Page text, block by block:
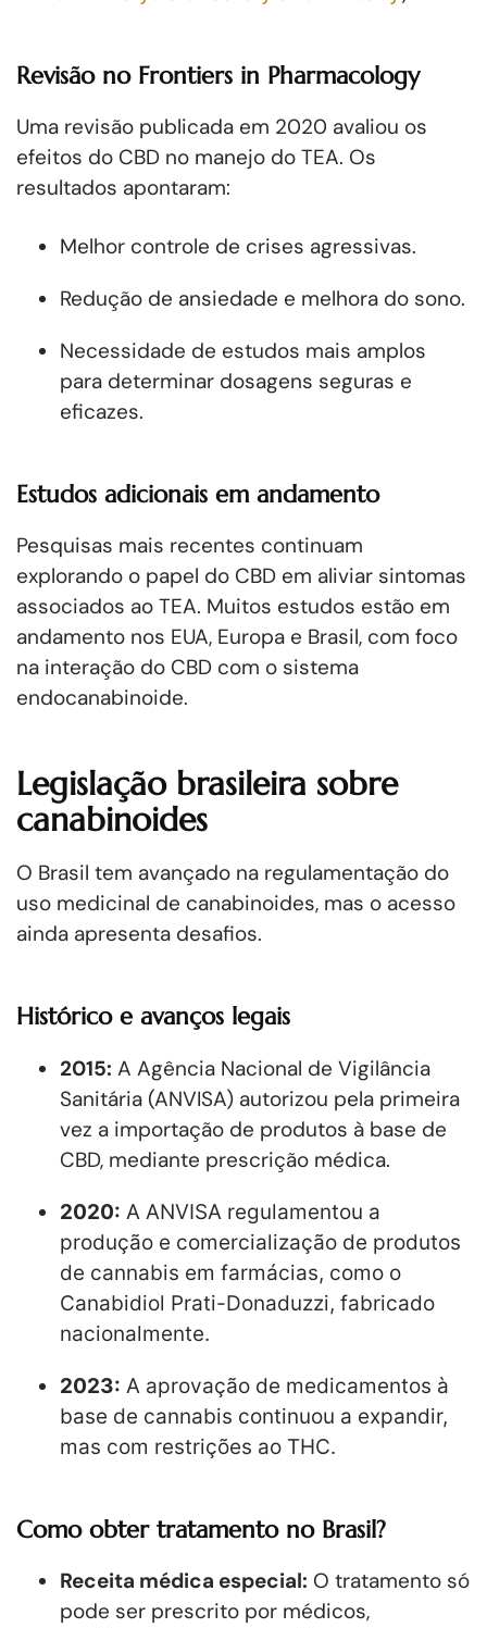
Revisão no Frontiers in Pharmacology
Uma revisão publicada em 2020 avaliou os
efeitos do CBD no manejo do TEA. Os
resultados apontaram:
Melhor controle de crises agressivas.
Redução de ansiedade e melhora do sono.
Necessidade de estudos mais amplos
para determinar dosagens seguras e
eficazes.
Estudos adicionais em andamento
Pesquisas mais recentes continuam
explorando o papel do CBD em aliviar sintomas
associados ao TEA. Muitos estudos estão em
andamento nos EUA, Europa e Brasil, com foco
na interação do CBD com o sistema
endocanabinoide.
Legislação brasileira sobre
canabinoides
O Brasil tem avançado na regulamentação do
uso medicinal de canabinoides, mas o acesso
ainda apresenta desafios.
Histórico e avanços legais
2015: A Agência Nacional de Vigilância
Sanitária (ANVISA) autorizou pela primeira
vez a importação de produtos à base de
CBD, mediante prescrição médica.
2020: A ANVISA regulamentou a
produção e comercialização de produtos
de cannabis em farmácias, como o
Canabidiol Prati-Donaduzzi, fabricado
nacionalmente.
2023: A aprovação de medicamentos à
base de cannabis continuou a expandir,
mas com restrições ao THC.
Como obter tratamento no Brasil?
Receita médica especial: O tratamento só
pode ser prescrito por médicos,